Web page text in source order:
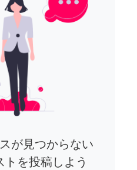
が見つからない
を投稿しよう